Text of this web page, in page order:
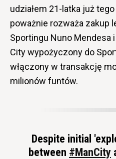
udziałem 21-latka już
poważnie rozważa zakup
Sportingu Nuno Mendesa
City wypożyczony do
włączony w transakcję
milionów funtów.
Despite initial
between #ManCity